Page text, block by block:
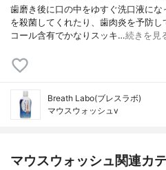
歯磨き後に口の中をゆすぐ洗口液に
を殺菌してくれたり、歯肉炎を予防
コール含有でかなりスッキ…続きを見
Breath Labo(ブレスラボ)
マウスウォッシュv
マウスウォッシュ関連カ